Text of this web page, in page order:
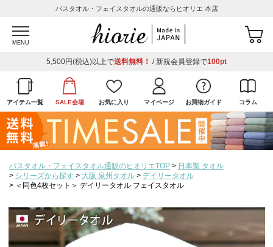
バスタオル・フェイスタオルの通販ならヒオリエ 本店
MENU
5,500円(税込)以上で送料無料！ / 新規会員登録で100pt
アイテム一覧 SALE会場 お気に入り マイページ お買物ガイド コラム
バスタオル・フェイスタオル通販のヒオリエTOP
日本製 タオル
シリーズから探す
大阪 泉州タオル
デイリータオル
＜同色4枚セット＞ デイリータオル フェイスタオル